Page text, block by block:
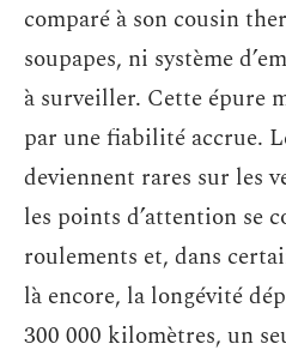
comparé à son cousin
soupapes, ni système
à surveiller. Cette épure
par une fiabilité accrue.
deviennent rares sur les
les points d’attention se
roulements et, dans
là encore, la longévité
300 000 kilomètres, un